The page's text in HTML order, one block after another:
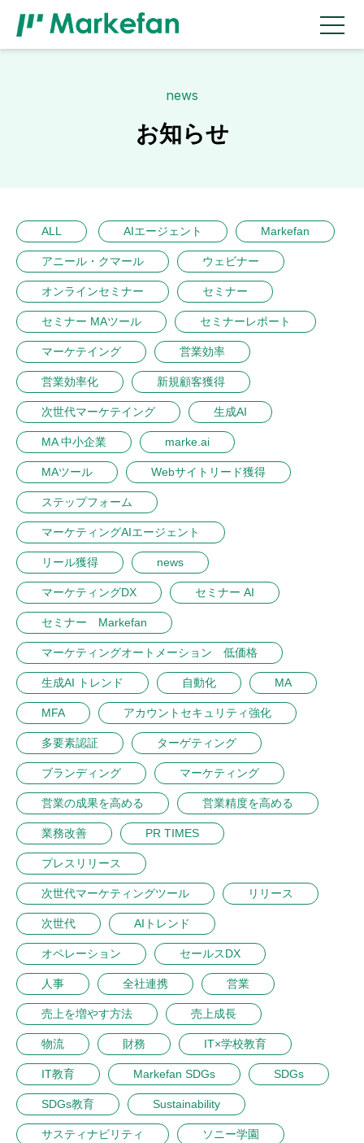
news
お知らせ
ALL AIエージェント Markefan
アニール・クマール ウェビナー
オンラインセミナー セミナー
セミナー MAツール セミナーレポート
マーケテイング 営業効率
営業効率化 新規顧客獲得
次世代マーケテイング 生成AI
MA 中小企業 marke.ai
MAツール Webサイトリード獲得
ステップフォーム
マーケティングAIエージェント
リール獲得 news
マーケティングDX セミナー AI
セミナー Markefan
マーケティングオートメーション 低価格
生成AI トレンド 自動化 MA
MFA アカウントセキュリティ強化
多要素認証 ターゲティング
ブランディング マーケティング
営業の成果を高める 営業精度を高める
業務改善 PR TIMES
プレスリリース
次世代マーケティングツール リリース
次世代 AIトレンド
オペレーション セールスDX
人事 全社連携 営業
売上を増やす方法 売上成長
物流 財務 IT×学校教育
IT教育 Markefan SDGs SDGs
SDGs教育 Sustainability
サスティナビリティ ソニー学園